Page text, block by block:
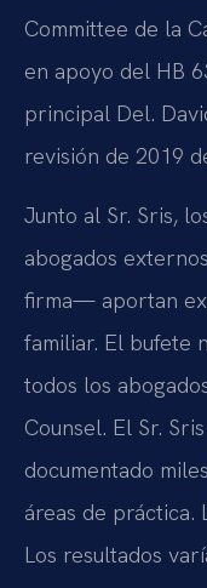
Committee de la
en apoyo del HB
principal Del.
revisión de 2019
Junto al Sr. Sris,
abogados
firma— aportan
familiar. El bufete
todos los
Counsel. El Sr.
documentado
áreas de práctica.
Los resultados